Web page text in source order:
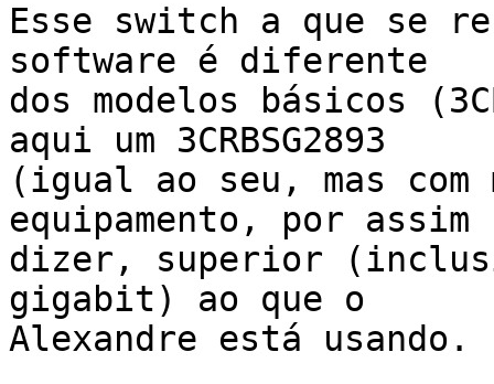
Esse switch a que se
software é diferente
dos modelos básicos
aqui um 3CRBSG2893
(igual ao seu, mas com
equipamento, por assim
dizer, superior
gigabit) ao que o
Alexandre está usando.